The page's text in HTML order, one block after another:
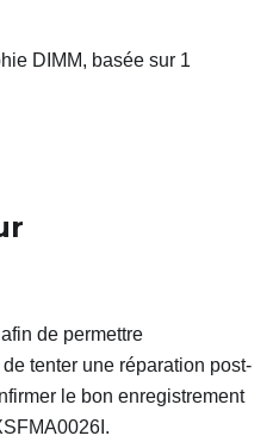
DIMM, basée sur 1
de permettre
de tenter une réparation post-
le bon enregistrement